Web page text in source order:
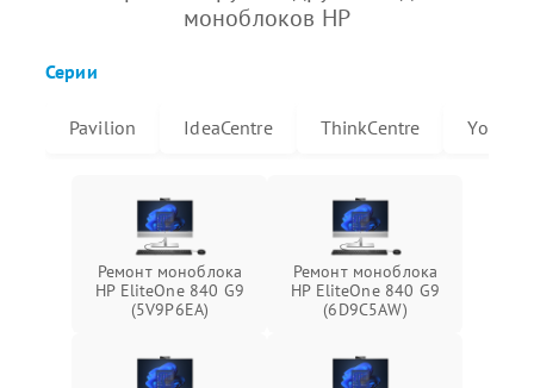
моноблоков HP
Серии
Pavilion IdeaCentre ThinkCentre Yoga
Ремонт моноблока
HP EliteOne 840 G9
(5V9P6EA)
Ремонт моноблока
HP EliteOne 840 G9
(6D9C5AW)